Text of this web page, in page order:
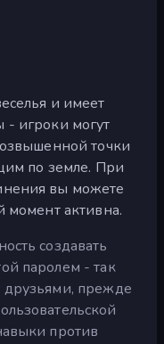
и имеет
- игроки могут
точки
по земле. При
вы можете
момент активна.
создавать
паролем - так
друзьями, прежде
против